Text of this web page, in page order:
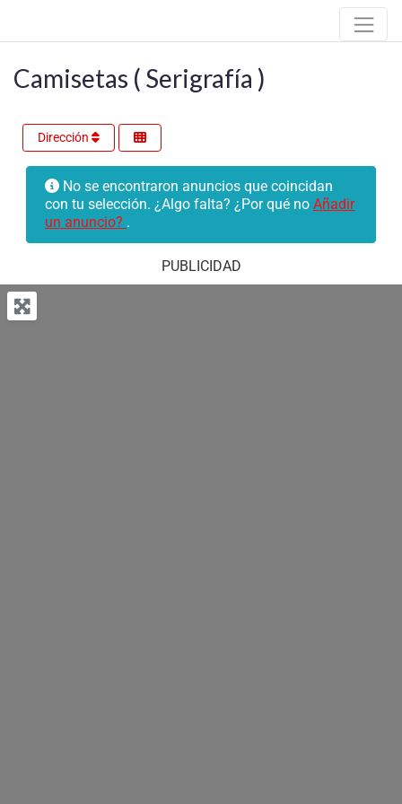
Camisetas ( Serigrafía )
Dirección
No se encontraron anuncios que coincidan
con tu selección. ¿Algo falta? ¿Por qué no Añadir
un anuncio? .
PUBLICIDAD